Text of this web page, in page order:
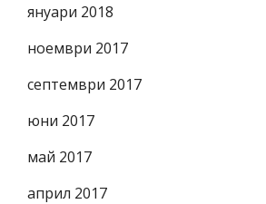
януари 2018
ноември 2017
септември 2017
юни 2017
май 2017
април 2017